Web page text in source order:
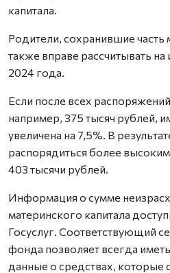
капитала.
Родители, сохранившие часть
также вправе рассчитывать
2024 года.
Если после всех
например, 375 тысяч рублей,
увеличена на 7,5%. В
распорядиться более
403 тысячи рублей.
Информация о сумме
материнского капитала
Госуслуг. Соответствующий
фонда позволяет всегда
данные о средствах, которые